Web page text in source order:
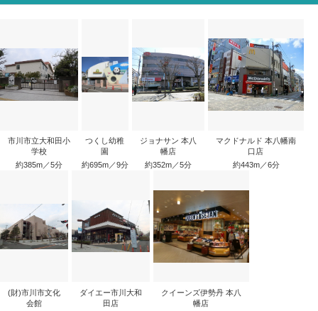
市川市立大和田小
学校
約385m／5分
つくし幼稚
園
約695m／9分
ジョナサン 本八
幡店
約352m／5分
マクドナルド 本八幡南
口店
約443m／6分
(財)市川市文化
会館
ダイエー市川大和
田店
クイーンズ伊勢丹 本八
幡店